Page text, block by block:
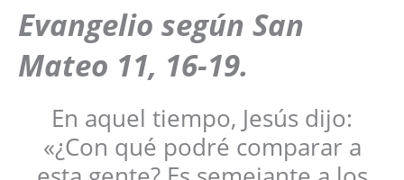
Evangelio según San
Mateo 11, 16-19.
En aquel tiempo, Jesús dijo:
«¿Con qué podré comparar a